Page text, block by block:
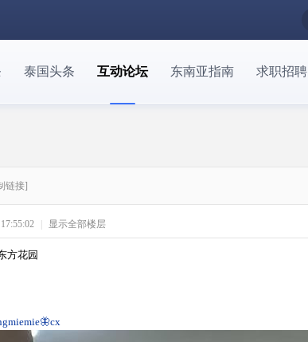
泰国头条 互动论坛 东南亚指南 求职招聘
链接]
显示全部楼层
方花园